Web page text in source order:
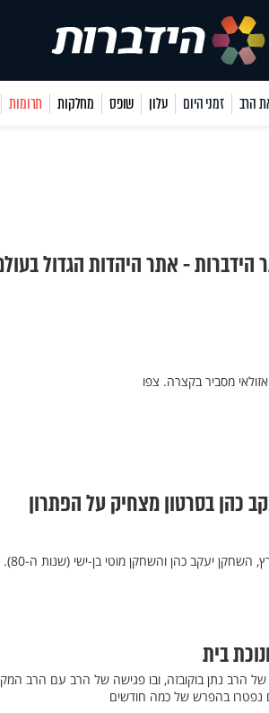
הרב זמני היום עלון שופס מחלקות תרומות
הידברות - אתר היהדות הגדול
מסביר בקצרה. צפו
כהן בסרטון מצחיק על הפתרון
שלושה שחקנים מצחיקים
בית
הרב נתן בוקובזה, ובו פגישה של הרב עם הרב
נפטרו בהפרש של כמה חודשים